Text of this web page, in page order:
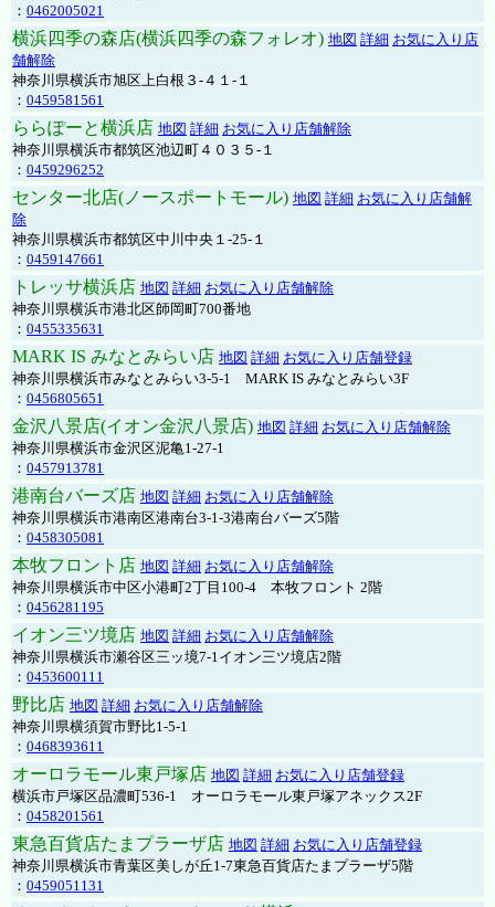
： 0462005021
横浜四季の森店(横浜四季の森フォレオ) 地図 詳細 お気に入り店
舗解除
神奈川県横浜市旭区上白根３-４１-１
： 0459581561
ららぽーと横浜店 地図 詳細 お気に入り店舗解除
神奈川県横浜市都筑区池辺町４０３５-１
： 0459296252
センター北店(ノースポートモール) 地図 詳細 お気に入り店舗解
除
神奈川県横浜市都筑区中川中央１-25-１
： 0459147661
トレッサ横浜店 地図 詳細 お気に入り店舗解除
神奈川県横浜市港北区師岡町700番地
： 0455335631
MARK IS みなとみらい店 地図 詳細 お気に入り店舗登録
神奈川県横浜市みなとみらい3-5-1 MARK IS みなとみらい3F
： 0456805651
金沢八景店(イオン金沢八景店) 地図 詳細 お気に入り店舗解除
神奈川県横浜市金沢区泥亀1-27-1
： 0457913781
港南台バーズ店 地図 詳細 お気に入り店舗解除
神奈川県横浜市港南区港南台3-1-3港南台バーズ5階
： 0458305081
本牧フロント店 地図 詳細 お気に入り店舗解除
神奈川県横浜市中区小港町2丁目100-4 本牧フロント 2階
： 0456281195
イオン三ツ境店 地図 詳細 お気に入り店舗解除
神奈川県横浜市瀬谷区三ッ境7-1イオン三ツ境店2階
： 0453600111
野比店 地図 詳細 お気に入り店舗解除
神奈川県横須賀市野比1-5-1
： 0468393611
オーロラモール東戸塚店 地図 詳細 お気に入り店舗登録
横浜市戸塚区品濃町536-1 オーロラモール東戸塚アネックス2F
： 0458201561
東急百貨店たまプラーザ店 地図 詳細 お気に入り店舗登録
神奈川県横浜市青葉区美しが丘1-7東急百貨店たまプラーザ5階
： 0459051131